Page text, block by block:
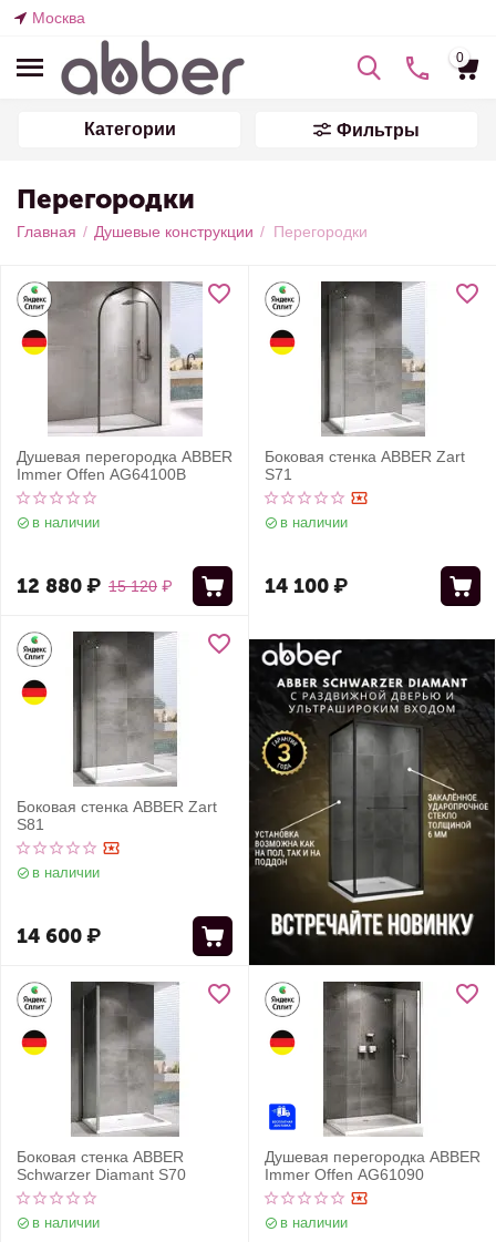
Москва
0
Категории Фильтры
Перегородки
Главная / Душевые конструкции / Перегородки
Душевая перегородка ABBER
Immer Offen AG64100B
в наличии
15 120 ₽
12 880₽
Боковая стенка ABBER Zart
S71
в наличии
14 100₽
Боковая стенка ABBER Zart
S81
в наличии
14 600₽
Боковая стенка ABBER
Schwarzer Diamant S70
в наличии
Душевая перегородка ABBER
Immer Offen AG61090
в наличии